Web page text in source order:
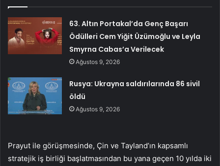
63. Altın Portakal’da Genç Başarı
Ödülleri Cem Yiğit Üzümoğlu ve Leyla
Smyrna Cabas’a Verilecek
Ağustos 9, 2026
Rusya: Ukrayna saldırılarında 86 sivil
öldü
Ağustos 9, 2026
Prayut ile görüşmesinde, Çin ve Tayland’ın kapsamlı
stratejik iş birliği başlatmasından bu yana geçen 10 yılda iki